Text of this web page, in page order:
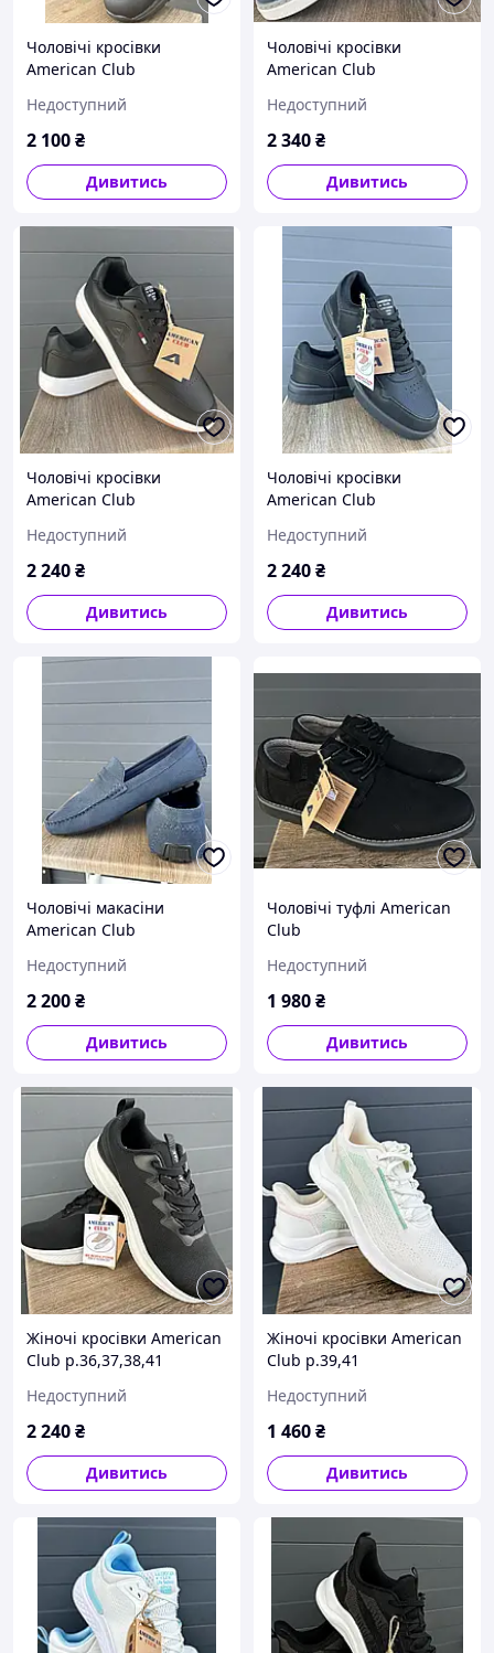
Чоловічі кросівки
American Club
Недоступний
2 100₴
Дивитись
Чоловічі кросівки
American Club
Недоступний
2 340₴
Дивитись
Чоловічі кросівки
American Club
Недоступний
2 240₴
Дивитись
Чоловічі кросівки
American Club
Недоступний
2 240₴
Дивитись
Чоловічі макасіни
American Club
Недоступний
2 200₴
Дивитись
Чоловічі туфлі American
Club
Недоступний
1 980₴
Дивитись
Жіночі кросівки American
Club р.36,37,38,41
Недоступний
2 240₴
Дивитись
Жіночі кросівки American
Club р.39,41
Недоступний
1 460₴
Дивитись